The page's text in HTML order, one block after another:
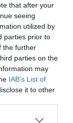
that after your
seeing
utilized by
parties prior to
the further
parties on the
may
IAB’s List of
it to other